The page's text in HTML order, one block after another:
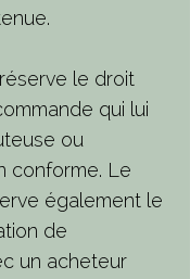
le droit
qui lui
ou
conforme. Le
également le
de
un acheteur